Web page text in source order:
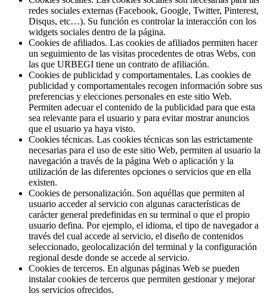
redes sociales externas (Facebook, Google, Twitter, Pinterest,
Disqus, etc…). Su función es controlar la interacción con los
widgets sociales dentro de la página.
Cookies de afiliados. Las cookies de afiliados permiten hacer
un seguimiento de las visitas procedentes de otras Webs, con
las que URBEGI tiene un contrato de afiliación.
Cookies de publicidad y comportamentales. Las cookies de
publicidad y comportamentales recogen información sobre sus
preferencias y elecciones personales en este sitio Web.
Permiten adecuar el contenido de la publicidad para que esta
sea relevante para el usuario y para evitar mostrar anuncios
que el usuario ya haya visto.
Cookies técnicas. Las cookies técnicas son las estrictamente
necesarias para el uso de este sitio Web, permiten al usuario la
navegación a través de la página Web o aplicación y la
utilización de las diferentes opciones o servicios que en ella
existen.
Cookies de personalización. Son aquéllas que permiten al
usuario acceder al servicio con algunas características de
carácter general predefinidas en su terminal o que el propio
usuario defina. Por ejemplo, el idioma, el tipo de navegador a
través del cual accede al servicio, el diseño de contenidos
seleccionado, geolocalización del terminal y la configuración
regional desde donde se accede al servicio.
Cookies de terceros. En algunas páginas Web se pueden
instalar cookies de terceros que permiten gestionar y mejorar
los servicios ofrecidos.